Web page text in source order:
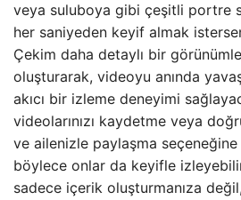
veya suluboya gibi çeşitli portre
her saniyeden keyif almak
Çekim daha detaylı bir
oluşturarak, videoyu anında
akıcı bir izleme deneyimi
videolarınızı kaydetme veya
ve ailenizle paylaşma
böylece onlar da keyifle
sadece içerik oluşturmanıza